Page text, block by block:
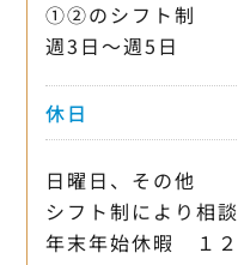
①②のシフト制
週3日〜週5日
休日
日曜日、その他
シフト制により相談
年末年始休暇 １２